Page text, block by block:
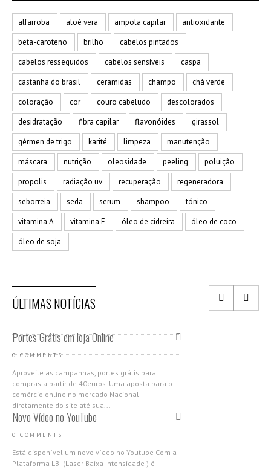
alfarroba aloé vera ampola capilar
antioxidante
beta-caroteno
brilho
cabelos pintados
cabelos ressequidos
cabelos sensíveis
caspa
castanha do brasil
ceramidas champo
chá verde
coloração
cor couro cabeludo
descolorados
desidratação
fibra capilar flavonóides
girassol
gérmen de trigo
karité limpeza
manutenção
máscara
nutrição oleosidade peeling
poluição
propolis
radiação uv recuperação
regeneradora
seborreia
seda serum shampoo
tónico
vitamina A
vitamina E óleo de cidreira
óleo de coco
óleo de soja
ÚLTIMAS NOTÍCIAS
Portes Grátis em loja Online
0 COMMENTS
Aproveite as campanhas, portes grátis para
compras a partir de 40euros. Uma aposta para o
comércio online no mercado Nacional
diretamente do site até sua...
Novo Vídeo no YouTube
0 COMMENTS
Está disponível um novo vídeo no Youtube Com a
Plataforma LBI (Laser Baixa Intensidade ) é